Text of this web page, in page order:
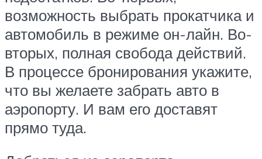
возможность выбрать прокатчика и
автомобиль в режиме он-лайн. Во-
вторых, полная свобода действий.
В процессе бронирования укажите,
что вы желаете забрать авто в
аэропорту. И вам его доставят
прямо туда.